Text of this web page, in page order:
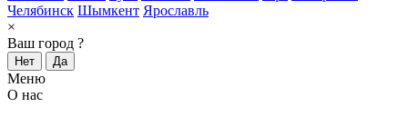
Челябинск Шымкент Ярославль
×
Ваш город ?
Нет Да
Меню
О нас